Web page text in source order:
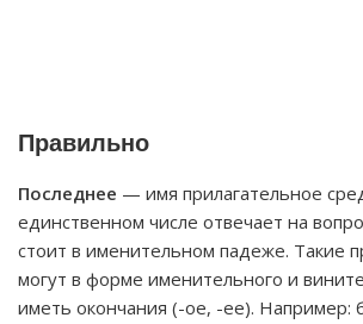
Правильно
Последнее — имя прилагательное
единственном числе отвечает на
стоит в именительном падеже. Такие
могут в форме именительного и
иметь окончания (-ое, -ее). Например: